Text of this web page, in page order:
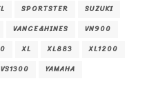
SPORTSTER
SUZUKI
VANCE&HINES
VN900
XL XL883
XL1200
YAMAHA